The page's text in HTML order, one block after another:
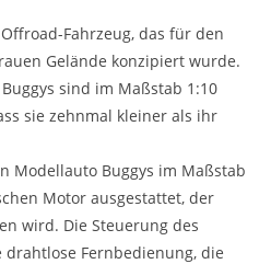
Fahrzeug, das für den
Gelände konzipiert wurde.
sind im Maßstab 1:10
sie zehnmal kleiner als ihr
Modellauto Buggys im Maßstab
Motor ausgestattet, der
wird. Die Steuerung des
Fernbedienung, die